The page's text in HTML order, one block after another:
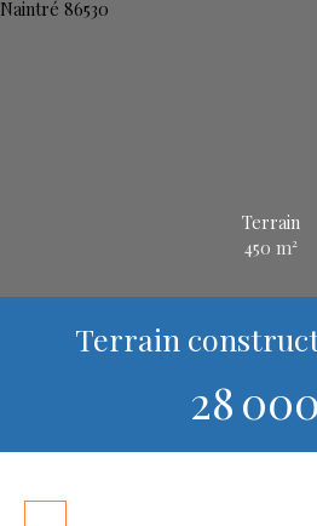
Terrain
450 m²
Terrain
28 000